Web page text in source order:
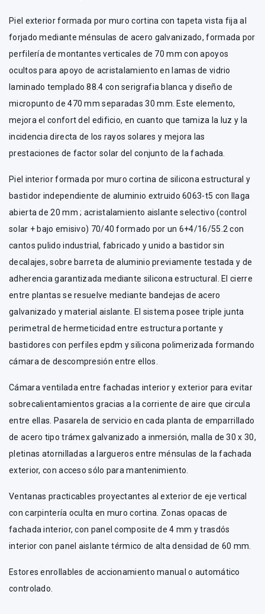
Piel exterior formada por muro cortina con tapeta vista fija al
forjado mediante ménsulas de acero galvanizado, formada por
perfilería de montantes verticales de 70 mm con apoyos
ocultos para apoyo de acristalamiento en lamas de vidrio
laminado templado 88.4 con serigrafia blanca y diseño de
micropunto de 470 mm separadas 30 mm. Este elemento,
mejora el confort del edificio, en cuanto que tamiza la luz y la
incidencia directa de los rayos solares y mejora las
prestaciones de factor solar del conjunto de la fachada.
Piel interior formada por muro cortina de silicona estructural y
bastidor independiente de aluminio extruido 6063-t5 con llaga
abierta de 20 mm ; acristalamiento aislante selectivo (control
solar + bajo emisivo) 70/40 formado por un 6+4/16/55.2 con
cantos pulido industrial, fabricado y unido a bastidor sin
decalajes, sobre barreta de aluminio previamente testada y de
adherencia garantizada mediante silicona estructural. El cierre
entre plantas se resuelve mediante bandejas de acero
galvanizado y material aislante. El sistema posee triple junta
perimetral de hermeticidad entre estructura portante y
bastidores con perfiles epdm y silicona polimerizada formando
cámara de descompresión entre ellos.
Cámara ventilada entre fachadas interior y exterior para evitar
sobrecalientamientos gracias a la corriente de aire que circula
entre ellas. Pasarela de servicio en cada planta de emparrillado
de acero tipo trámex galvanizado a inmersión, malla de 30 x 30,
pletinas atornilladas a largueros entre ménsulas de la fachada
exterior, con acceso sólo para mantenimiento.
Ventanas practicables proyectantes al exterior de eje vertical
con carpintería oculta en muro cortina. Zonas opacas de
fachada interior, con panel composite de 4 mm y trasdós
interior con panel aislante térmico de alta densidad de 60 mm.
Estores enrollables de accionamiento manual o automático
controlado.